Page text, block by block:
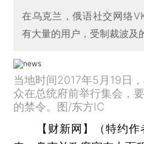
在乌克兰，俄语社交网络
有大量的用户，受制裁波及
当地时间2017年5月19日
众在总统府前举行集会，
的禁令。图/东方IC
【财新网】（特约作